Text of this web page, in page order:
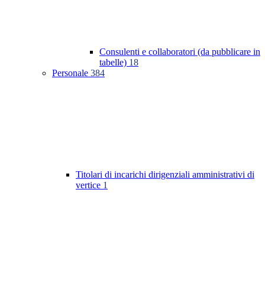
Consulenti e collaboratori (da pubblicare in
tabelle) 18
Personale 384
Titolari di incarichi dirigenziali amministrativi di
vertice 1